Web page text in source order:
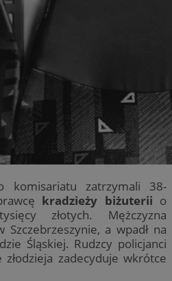
komisariatu zatrzymali 38-
kradzieży biżuterii o
złotych. Mężczyzna
Szczebrzeszynie, a wpadł na
Śląskiej. Rudzcy policjanci
zadecyduje wkrótce